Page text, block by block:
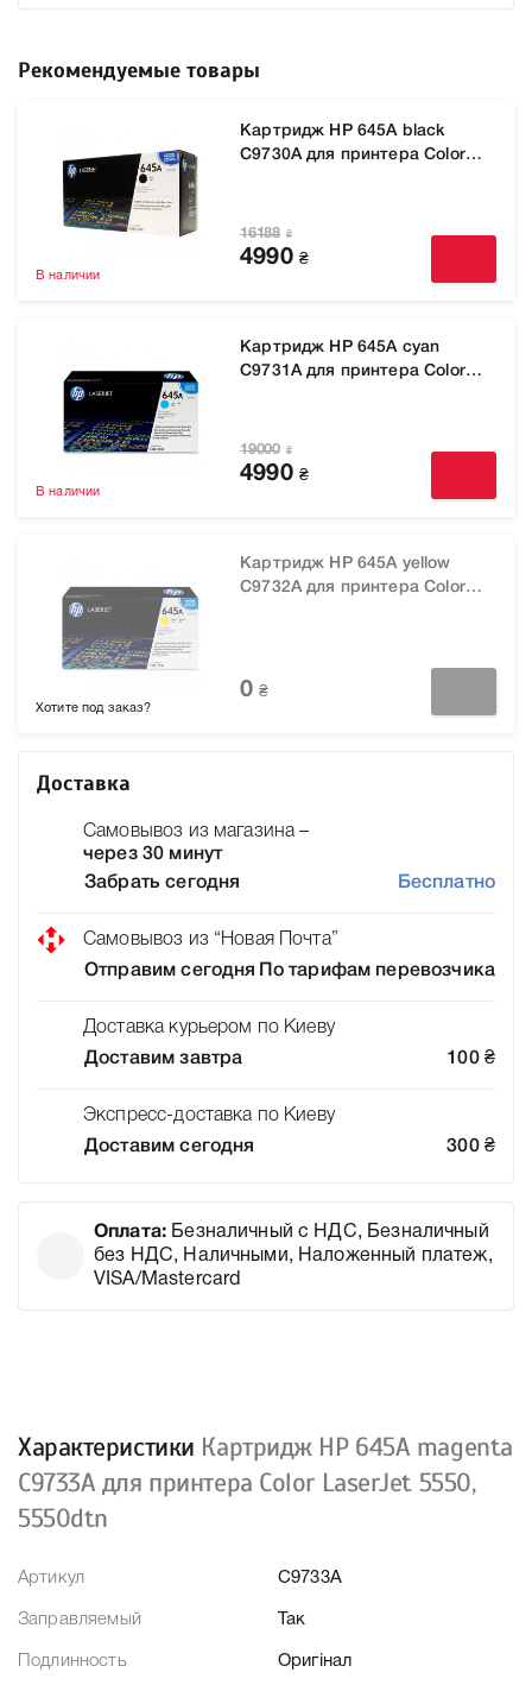
Рекомендуемые товары
Картридж HP 645A black
C9730A для принтера Color
16188 ₴
4990 ₴
В наличии
Картридж HP 645A cyan
C9731A для принтера Color
19000 ₴
4990 ₴
В наличии
Картридж HP 645A yellow
C9732A для принтера Color
0 ₴
Хотите под заказ?
Доставка
Самовывоз из магазина –
через 30 минут
Забрать сегодня
Бесплатно
Самовывоз из “Новая Почта”
Отправим сегодня
По тарифам перевозчика
Доставка курьером по Киеву
Доставим завтра
100 ₴
Экспресс-доставка по Киеву
Доставим сегодня
300 ₴
Оплата: Безналичный с НДС, Безналичный
без НДС, Наличными, Наложенный платеж,
VISA/Mastercard
Характеристики Картридж HP 645A magenta
C9733A для принтера Color LaserJet 5550,
5550dtn
Артикул C9733A
Заправляемый Так
Подлинность Оригінал